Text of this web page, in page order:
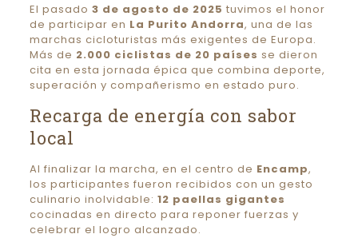
El pasado 3 de agosto de 2025 tuvimos el honor
de participar en La Purito Andorra, una de las
marchas cicloturistas más exigentes de Europa.
Más de 2.000 ciclistas de 20 países se dieron
cita en esta jornada épica que combina deporte,
superación y compañerismo en estado puro.
Recarga de energía con sabor
local
Al finalizar la marcha, en el centro de Encamp,
los participantes fueron recibidos con un gesto
culinario inolvidable: 12 paellas gigantes
cocinadas en directo para reponer fuerzas y
celebrar el logro alcanzado.